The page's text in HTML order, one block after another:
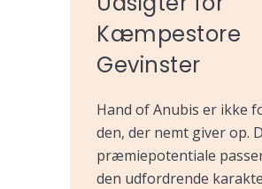
Kæmpestore
Gevinster
Hand of Anubis er ikke
den, der nemt giver op.
præmiepotentiale
den udfordrende